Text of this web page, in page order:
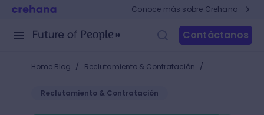
Conoce más sobre Crehana
Contáctanos
Home Blog / Reclutamiento & Contratación /
Reclutamiento & Contratación